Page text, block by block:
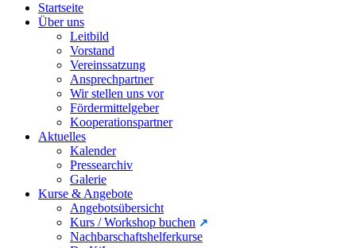
Startseite
Über uns
Leitbild
Vorstand
Vereinssatzung
Ansprechpartner
Wir stellen uns vor
Fördermittelgeber
Kooperationspartner
Aktuelles
Kalender
Pressearchiv
Galerie
Kurse & Angebote
Angebotsübersicht
Kurs / Workshop buchen
Nachbarschaftshelferkurse